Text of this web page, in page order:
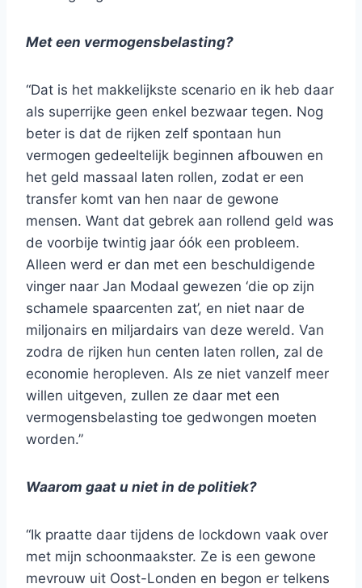
Met een vermogensbelasting?
“Dat is het makkelijkste scenario en ik heb daar
als superrijke geen enkel bezwaar tegen. Nog
beter is dat de rijken zelf spontaan hun
vermogen gedeeltelijk beginnen afbouwen en
het geld massaal laten rollen, zodat er een
transfer komt van hen naar de gewone
mensen. Want dat gebrek aan rollend geld was
de voorbije twintig jaar óók een probleem.
Alleen werd er dan met een beschuldigende
vinger naar Jan Modaal gewezen ‘die op zijn
schamele spaarcenten zat’, en niet naar de
miljonairs en miljardairs van deze wereld. Van
zodra de rijken hun centen laten rollen, zal de
economie heropleven. Als ze niet vanzelf meer
willen uitgeven, zullen ze daar met een
vermogensbelasting toe gedwongen moeten
worden.”
Waarom gaat u niet in de politiek?
“Ik praatte daar tijdens de lockdown vaak over
met mijn schoonmaakster. Ze is een gewone
mevrouw uit Oost-Londen en begon er telkens